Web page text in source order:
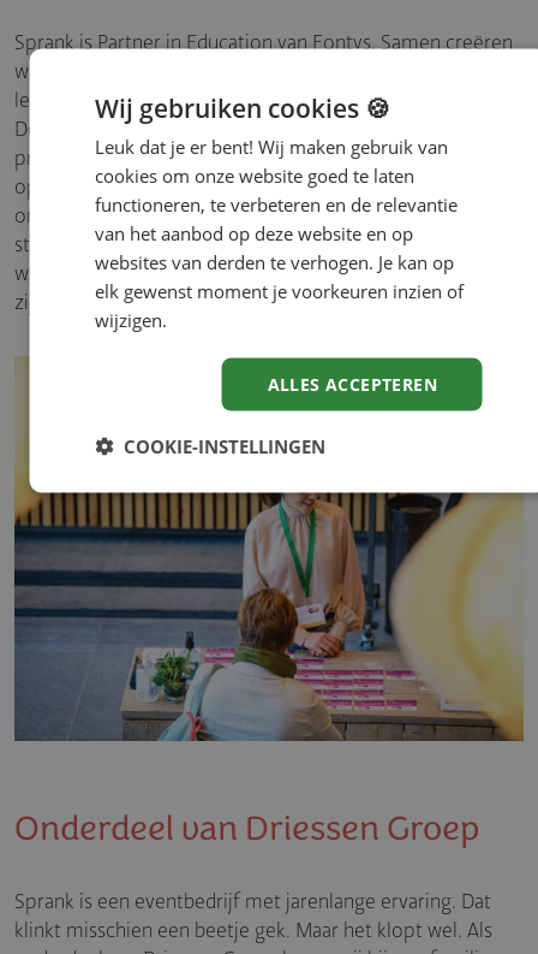
Sprank is Partner in Education van Fontys. Samen creëren
we een spil tussen de hogeschool en het werkveld en
leiden we studenten op voor de wereld van overmorgen.
De studenten ontwikkelen zich tot ondernemende
professionals en verantwoordelijke wereldburgers, die
oplossingsgericht denken en kunnen werken in een
omgeving met multidisciplinaire vraagstukken. Door
studenten de kans te geven om aan de slag te gaan in het
werkveld, maken zij kennis met diverse toporganisaties en
zijn ze goed voorbereid op de beroepspraktijk.
Onderdeel van Driessen Groep
Sprank is een eventbedrijf met jarenlange ervaring. Dat
klinkt misschien een beetje gek. Maar het klopt wel. Als
Wij gebruiken cookies 🍪
Leuk dat je er bent! Wij maken gebruik van
cookies om onze website goed te laten
functioneren, te verbeteren en de relevantie
van het aanbod op deze website en op
websites van derden te verhogen. Je kan op
elk gewenst moment je voorkeuren inzien of
wijzigen.
ALLES ACCEPTEREN
COOKIE-INSTELLINGEN